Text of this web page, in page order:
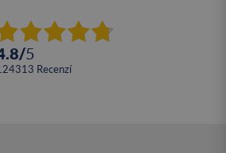
/5
recenzí